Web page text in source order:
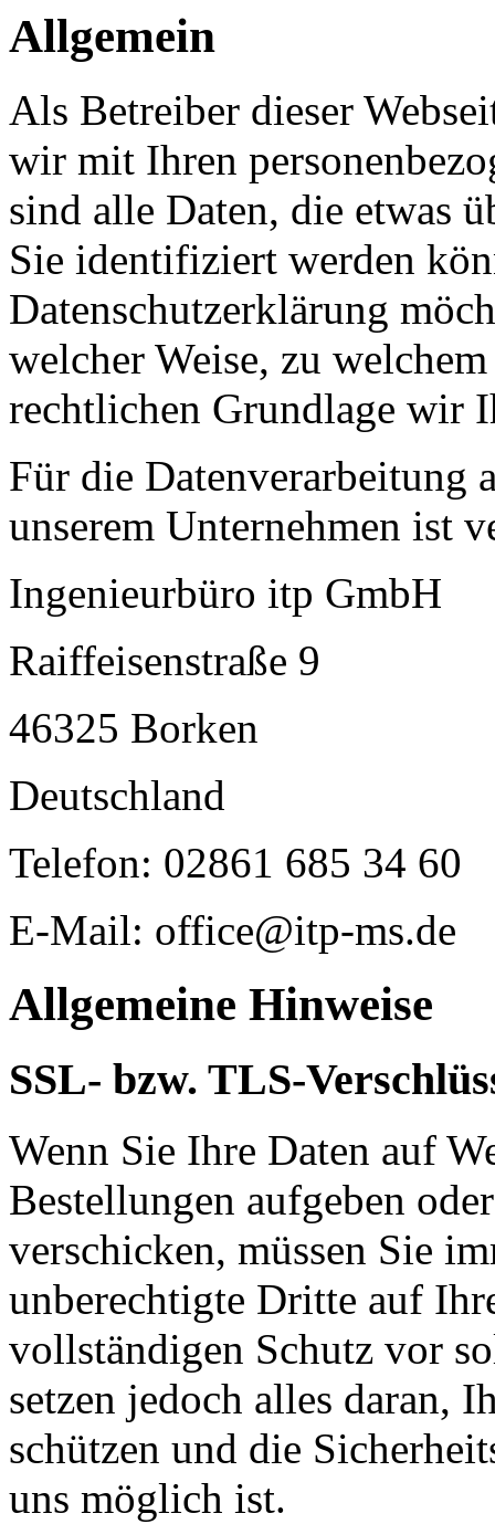
Allgemein
Als Betreiber dieser
wir mit Ihren
sind alle Daten, die etwas
Sie identifiziert werden
Datenschutzerklärung
welcher Weise, zu
rechtlichen Grundlage wir
Für die Datenverarbeitung
unserem Unternehmen ist
Ingenieurbüro itp GmbH
Raiffeisenstraße 9
46325 Borken
Deutschland
Telefon: 02861 685 34 60
E-Mail: office@itp-ms.de
Allgemeine Hinweise
SSL- bzw. TLS-
Wenn Sie Ihre Daten auf
Bestellungen aufgeben
verschicken, müssen Sie
unberechtigte Dritte auf
vollständigen Schutz vor
setzen jedoch alles daran,
schützen und die
uns möglich ist.